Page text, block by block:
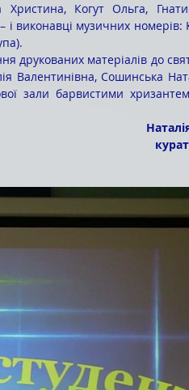
Христина, Когут Ольга,
виконавці музичних номерів:
друкованих матеріалів до
Валентинівна, Сошинська
зали барвистими